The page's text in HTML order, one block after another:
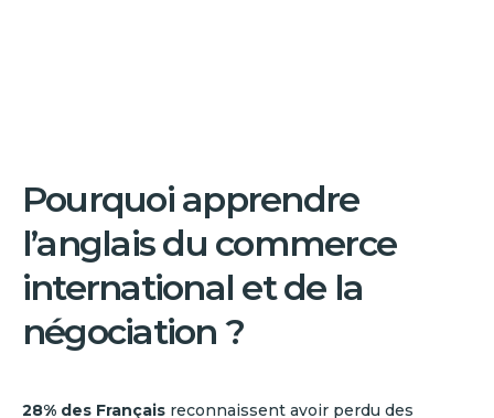
Pourquoi apprendre
l’anglais du commerce
international et de la
négociation ?
28% des Français reconnaissent avoir perdu des